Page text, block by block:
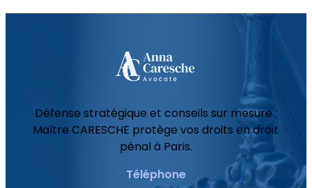
Défense stratégique et conseils sur mesure :
Maître CARESCHE protège vos droits en droit
pénal à Paris.
Téléphone